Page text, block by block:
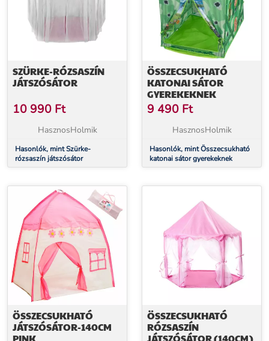
SZÜRKE-RÓZSASZÍN
JÁTSZÓSÁTOR
10 990 Ft
HasznosHolmik
Hasonlók, mint Szürke-
rózsaszín játszósátor
ÖSSZECSUKHATÓ
KATONAI SÁTOR
GYEREKEKNEK
9 490 Ft
HasznosHolmik
Hasonlók, mint Összecsukható
katonai sátor gyerekeknek
ÖSSZECSUKHATÓ
JÁTSZÓSÁTOR-140CM
ÖSSZECSUKHATÓ
RÓZSASZÍN